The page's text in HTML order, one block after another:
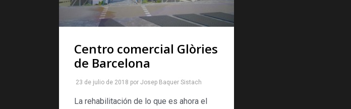
Centro comercial Glòries
de Barcelona
23 de julio de 2018 por Josep Baquer Sistach
La rehabilitación de lo que es ahora el